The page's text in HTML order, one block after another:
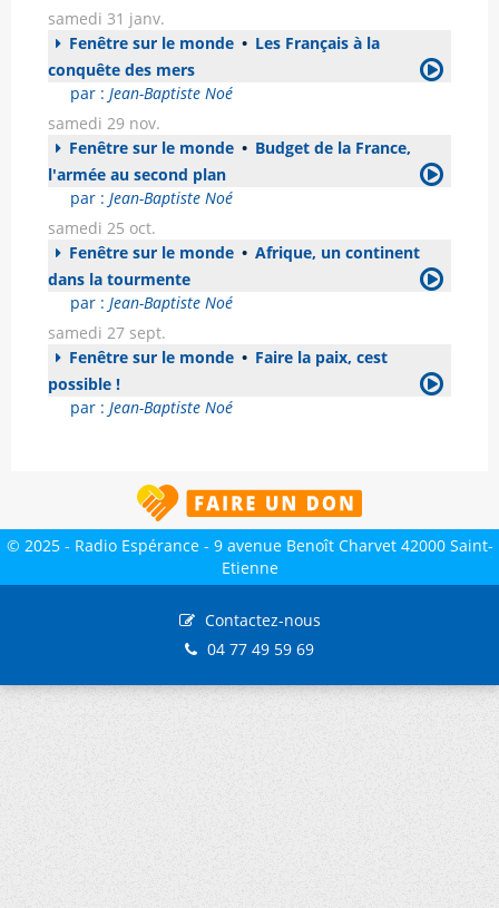
samedi 31 janv.
Fenêtre sur le monde • Les Français à la
conquête des mers
par : Jean-Baptiste Noé
samedi 29 nov.
Fenêtre sur le monde • Budget de la France,
l'armée au second plan
par : Jean-Baptiste Noé
samedi 25 oct.
Fenêtre sur le monde • Afrique, un continent
dans la tourmente
par : Jean-Baptiste Noé
samedi 27 sept.
Fenêtre sur le monde • Faire la paix, cest
possible !
par : Jean-Baptiste Noé
© 2025 - Radio Espérance - 9 avenue Benoît Charvet 42000 Saint-
Etienne
Contactez-nous
04 77 49 59 69